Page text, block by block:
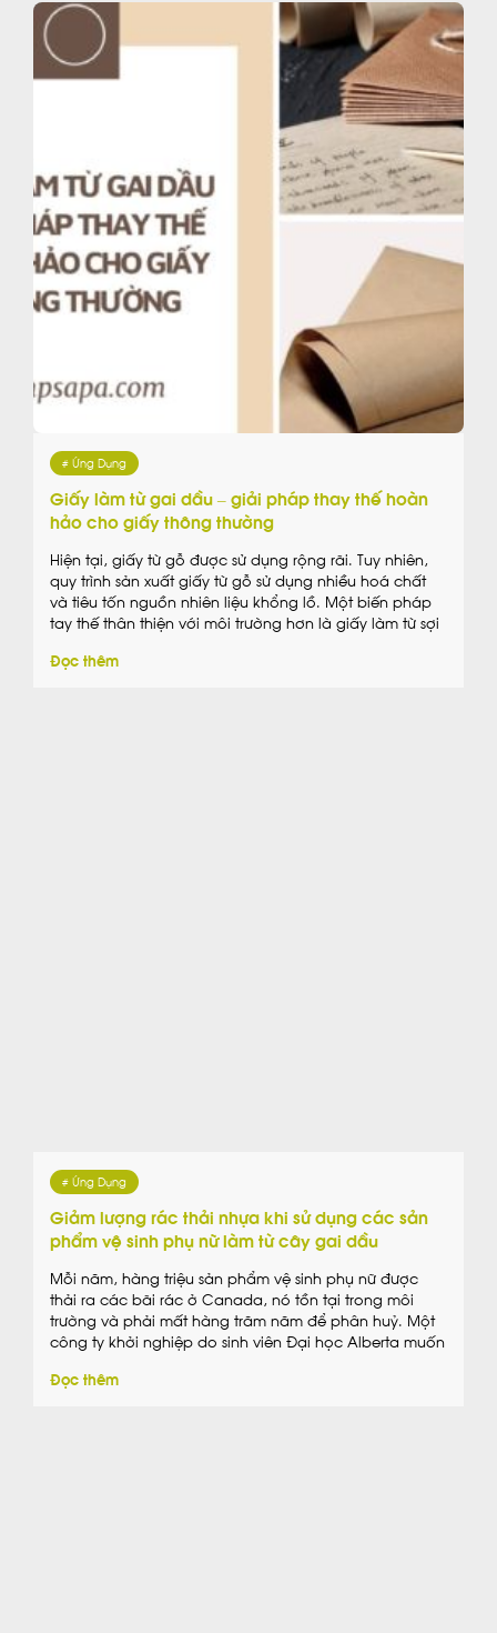
# Ứng Dụng
Giấy làm từ gai dầu – giải pháp thay thế hoàn
hảo cho giấy thông thường
Hiện tại, giấy từ gỗ được sử dụng rộng rãi. Tuy nhiên,
quy trình sản xuất giấy từ gỗ sử dụng nhiều hoá chất
và tiêu tốn nguồn nhiên liệu khổng lồ. Một biến pháp
tay thế thân thiện với môi trường hơn là giấy làm từ sợi
Đọc thêm
# Ứng Dụng
Giảm lượng rác thải nhựa khi sử dụng các sản
phẩm vệ sinh phụ nữ làm từ cây gai dầu
Mỗi năm, hàng triệu sản phẩm vệ sinh phụ nữ được
thải ra các bãi rác ở Canada, nó tồn tại trong môi
trường và phải mất hàng trăm năm để phân huỷ. Một
công ty khởi nghiệp do sinh viên Đại học Alberta muốn
Đọc thêm